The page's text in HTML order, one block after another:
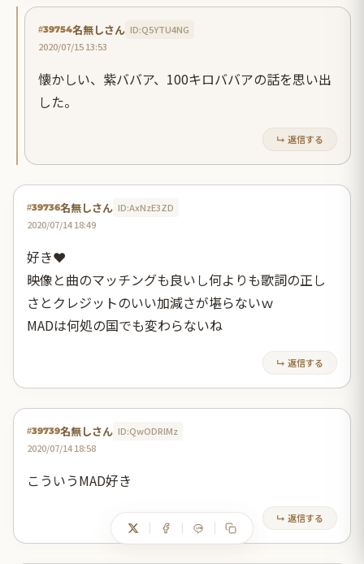
#39754名無しさん ID:Q5YTU4NG
2020/07/15 13:53
懐かしい、紫ババア、100キロババアの話を思い出
した。
↳ 返信する
#39736名無しさん ID:AxNzE3ZD
2020/07/14 18:49
好き❤
映像と曲のマッチングも良いし何よりも歌詞の正し
さとクレジットのいい加減さが堪らないｗ
MADは何処の国でも変わらないね
↳ 返信する
#39739名無しさん ID:QwODRlMz
2020/07/14 18:58
こういうMAD好き
↳ 返信する